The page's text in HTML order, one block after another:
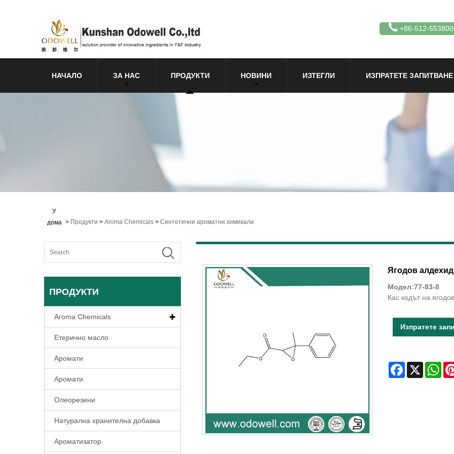
+86-512-
НАЧАЛО ЗА НАС ПРОДУКТИ НОВИНИ ИЗТЕГЛИ ИЗПРАТЕТЕ ЗАПИТВАНЕ
У
дома > Продукти > Aroma Chemicals > Синтетични ароматни химикали
ПРОДУКТИ
Aroma Chemicals
Етерично масло
Аромати
Аромати
Олеорезини
Натурална хранителна добавка
Ароматизатор
Ягодов алдехид
Модел:77-83-8
Кас кодът на
Изпратете
Facebook
X